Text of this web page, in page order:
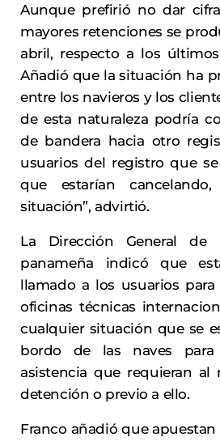
Aunque prefirió no dar
mayores retenciones se
abril, respecto a los
Añadió que la situación ha
entre los navieros y los
de esta naturaleza podría
de bandera hacia otro
usuarios del registro que
que estarían
situación”, advirtió.
La Dirección General de
panameña indicó que
llamado a los usuarios
oficinas técnicas
cualquier situación que se
bordo de las naves
asistencia que requieran
detención o previo a ello.
Franco añadió que